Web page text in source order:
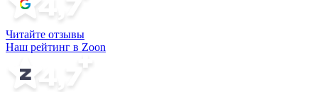
Читайте отзывы
Наш рейтинг в Zoon